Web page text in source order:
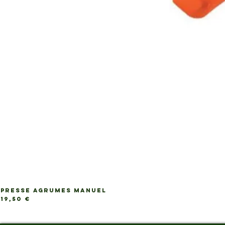
PRESSE AGRUMES MANUEL
Prix
19,50 €